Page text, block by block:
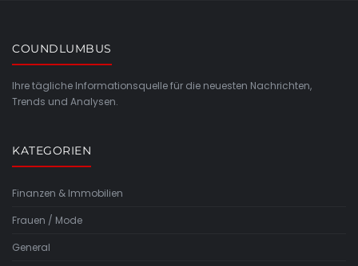
COUNDLUMBUS
Ihre tägliche Informationsquelle für die neuesten Nachrichten,
Trends und Analysen.
KATEGORIEN
Finanzen & Immobilien
Frauen / Mode
General